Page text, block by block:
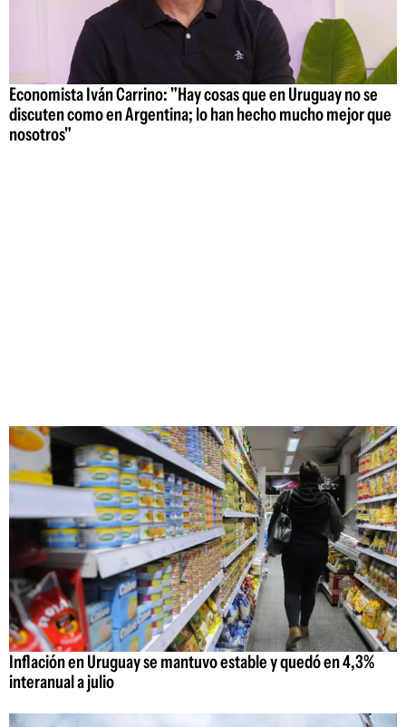
Economista Iván Carrino: "Hay cosas que en Uruguay no se
discuten como en Argentina; lo han hecho mucho mejor que
nosotros"
Inflación en Uruguay se mantuvo estable y quedó en 4,3%
interanual a julio